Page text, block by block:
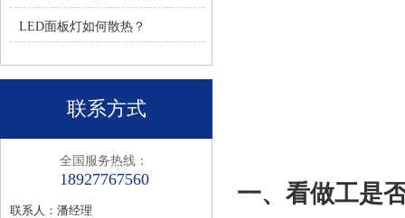
LED面板灯如何散热？
联系方式
全国服务热线：
18927767560
联系人：潘经理
一、看做工是